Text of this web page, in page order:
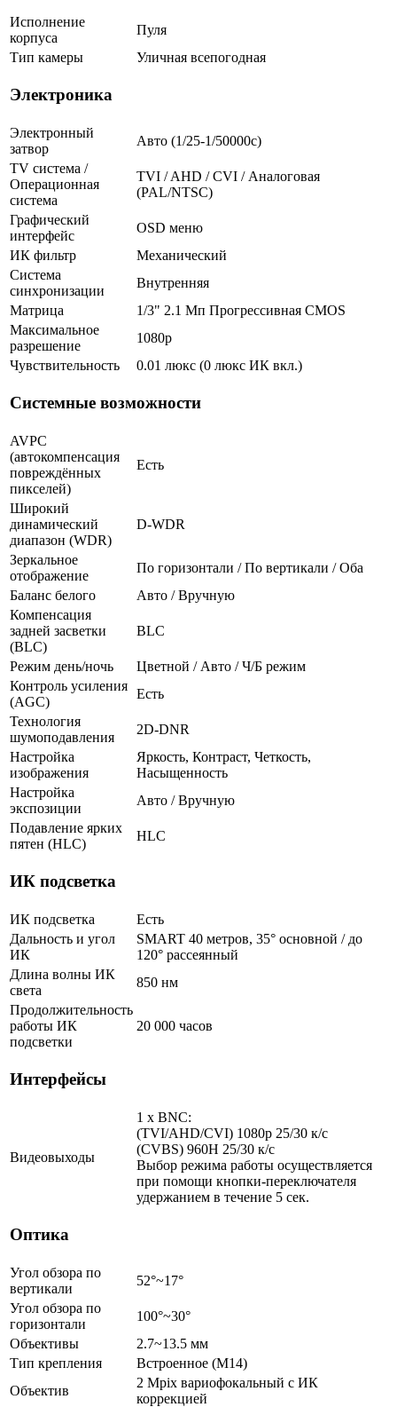
Исполнение
корпуса
Пуля
Тип камеры
Уличная всепогодная
Электроника
Электронный
затвор
Авто (1/25-1/50000c)
TV система /
Операционная
система
TVI / AHD / CVI / Аналоговая
(PAL/NTSC)
Графический
интерфейс
OSD меню
ИК фильтр
Механический
Система
синхронизации
Внутренняя
Матрица
1/3" 2.1 Мп Прогрессивная CMOS
Максимальное
разрешение
1080p
Чувствительность
0.01 люкс (0 люкс ИК вкл.)
Системные возможности
AVPC
(автокомпенсация
повреждённых
пикселей)
Есть
Широкий
динамический
диапазон (WDR)
D-WDR
Зеркальное
отображение
По горизонтали / По вертикали / Оба
Баланс белого
Авто / Вручную
Компенсация
задней засветки
(BLC)
BLC
Режим день/ночь
Цветной / Авто / Ч/Б режим
Контроль усиления
(AGC)
Есть
Технология
шумоподавления
2D-DNR
Настройка
изображения
Яркость, Контраст, Четкость,
Насыщенность
Настройка
экспозиции
Авто / Вручную
Подавление ярких
пятен (HLC)
HLC
ИК подсветка
ИК подсветка
Есть
Дальность и угол
ИК
SMART 40 метров, 35° основной / до
120° рассеянный
Длина волны ИК
света
850 нм
Продолжительность
работы ИК
подсветки
20 000 часов
Интерфейсы
Видеовыходы
1 x BNC:
(TVI/AHD/CVI) 1080p 25/30 к/с
(CVBS) 960H 25/30 к/с
Выбор режима работы осуществляется
при помощи кнопки-переключателя
удержанием в течение 5 сек.
Оптика
Угол обзора по
вертикали
52°~17°
Угол обзора по
горизонтали
100°~30°
Объективы
2.7~13.5 мм
Тип крепления
Встроенное (М14)
Объектив
2 Mpix вариофокальный c ИК
коррекцией